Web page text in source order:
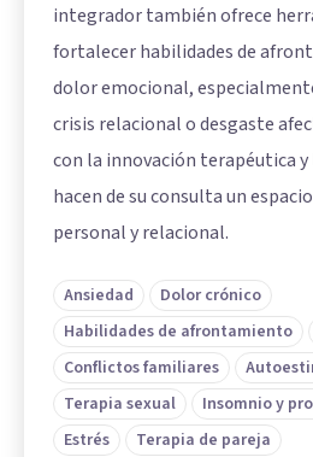
integrador también ofrece
fortalecer habilidades de
dolor emocional,
crisis relacional o desgaste
con la innovación terapéutica
hacen de su consulta un
personal y relacional.
Ansiedad
Dolor crónico
Habilidades de afrontamiento
Conflictos familiares
Terapia sexual
Insomnio y
Estrés
Terapia de pareja